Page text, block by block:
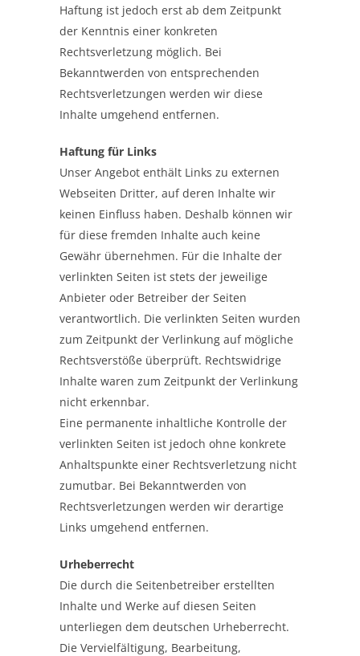
Haftung ist jedoch erst ab dem Zeitpunkt
der Kenntnis einer konkreten
Rechtsverletzung möglich. Bei
Bekanntwerden von entsprechenden
Rechtsverletzungen werden wir diese
Inhalte umgehend entfernen.
Haftung für Links
Unser Angebot enthält Links zu externen
Webseiten Dritter, auf deren Inhalte wir
keinen Einfluss haben. Deshalb können wir
für diese fremden Inhalte auch keine
Gewähr übernehmen. Für die Inhalte der
verlinkten Seiten ist stets der jeweilige
Anbieter oder Betreiber der Seiten
verantwortlich. Die verlinkten Seiten wurden
zum Zeitpunkt der Verlinkung auf mögliche
Rechtsverstöße überprüft. Rechtswidrige
Inhalte waren zum Zeitpunkt der Verlinkung
nicht erkennbar.
Eine permanente inhaltliche Kontrolle der
verlinkten Seiten ist jedoch ohne konkrete
Anhaltspunkte einer Rechtsverletzung nicht
zumutbar. Bei Bekanntwerden von
Rechtsverletzungen werden wir derartige
Links umgehend entfernen.
Urheberrecht
Die durch die Seitenbetreiber erstellten
Inhalte und Werke auf diesen Seiten
unterliegen dem deutschen Urheberrecht.
Die Vervielfältigung, Bearbeitung,